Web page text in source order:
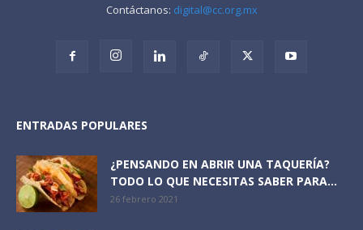
Contáctanos: digital@cc.org.mx
ENTRADAS POPULARES
¿PENSANDO EN ABRIR UNA TAQUERÍA?
TODO LO QUE NECESITAS SABER PARA...
26 febrero 2021